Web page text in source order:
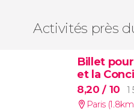
Activités près
Billet
et la
8,20/ 10
1
Paris